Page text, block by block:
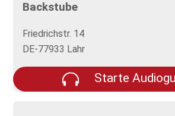
Backstube
Friedrichstr. 14
DE-77933 Lahr
Starte